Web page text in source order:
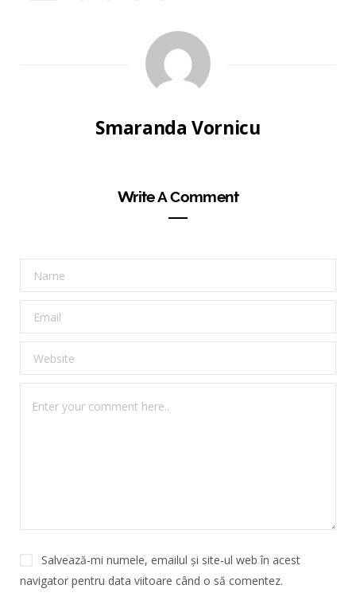
Smaranda Vornicu
Write A Comment
Salvează-mi numele, emailul și site-ul web în acest
navigator pentru data viitoare când o să comentez.